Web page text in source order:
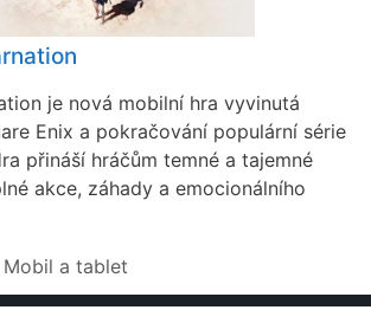
je nová mobilní hra vyvinutá
Enix a pokračování populární série
přináší hráčům temné a tajemné
akce, záhady a emocionálního
Mobil a tablet